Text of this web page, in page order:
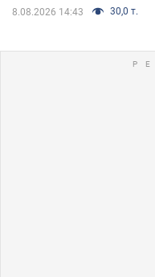
8.08.2026 14:43 30,0 т.